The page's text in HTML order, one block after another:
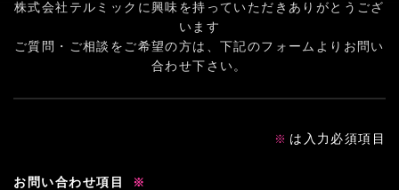
株式会社テルミックに興味を持っていただきありがとうござ
います
ご質問・ご相談をご希望の方は、下記のフォームよりお問い
合わせ下さい。
※ は入力必須項目
お問い合わせ項目